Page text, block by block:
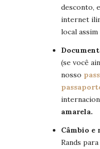
desconto,
internet
local
(se você
nosso
amarela.
Câmbio e
Rands